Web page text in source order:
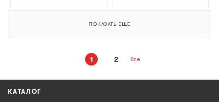
ПОКАЗАТЬ ЕЩЕ
1 2 Все
КАТАЛОГ